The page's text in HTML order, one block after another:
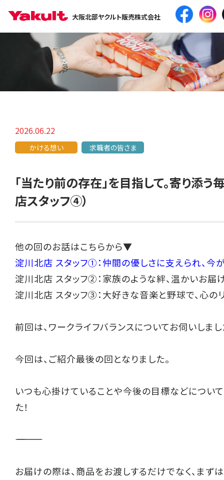
大阪北部ヤクルト販売株式会社
2026.06.22
かける想い 求職者の皆さま
「当たり前の存在」を目指して。寄り添う
店スタッフ④）
他の回のお話はこちらから▼
淀川北店 スタッフ①：仲間の優しさに支えられ、今
淀川北店 スタッフ②：家族のような絆、温かいお届
淀川北店 スタッフ③：大好きな音楽と野球で、心の
前回は、ワークライフバランスについてお伺いしまし
今回は、ご紹介最後の回となりました。
いつも心掛けていることや今後の目標などについ
た！
――――――――――
お届けの際は、商品をお渡しするだけでなく、まず